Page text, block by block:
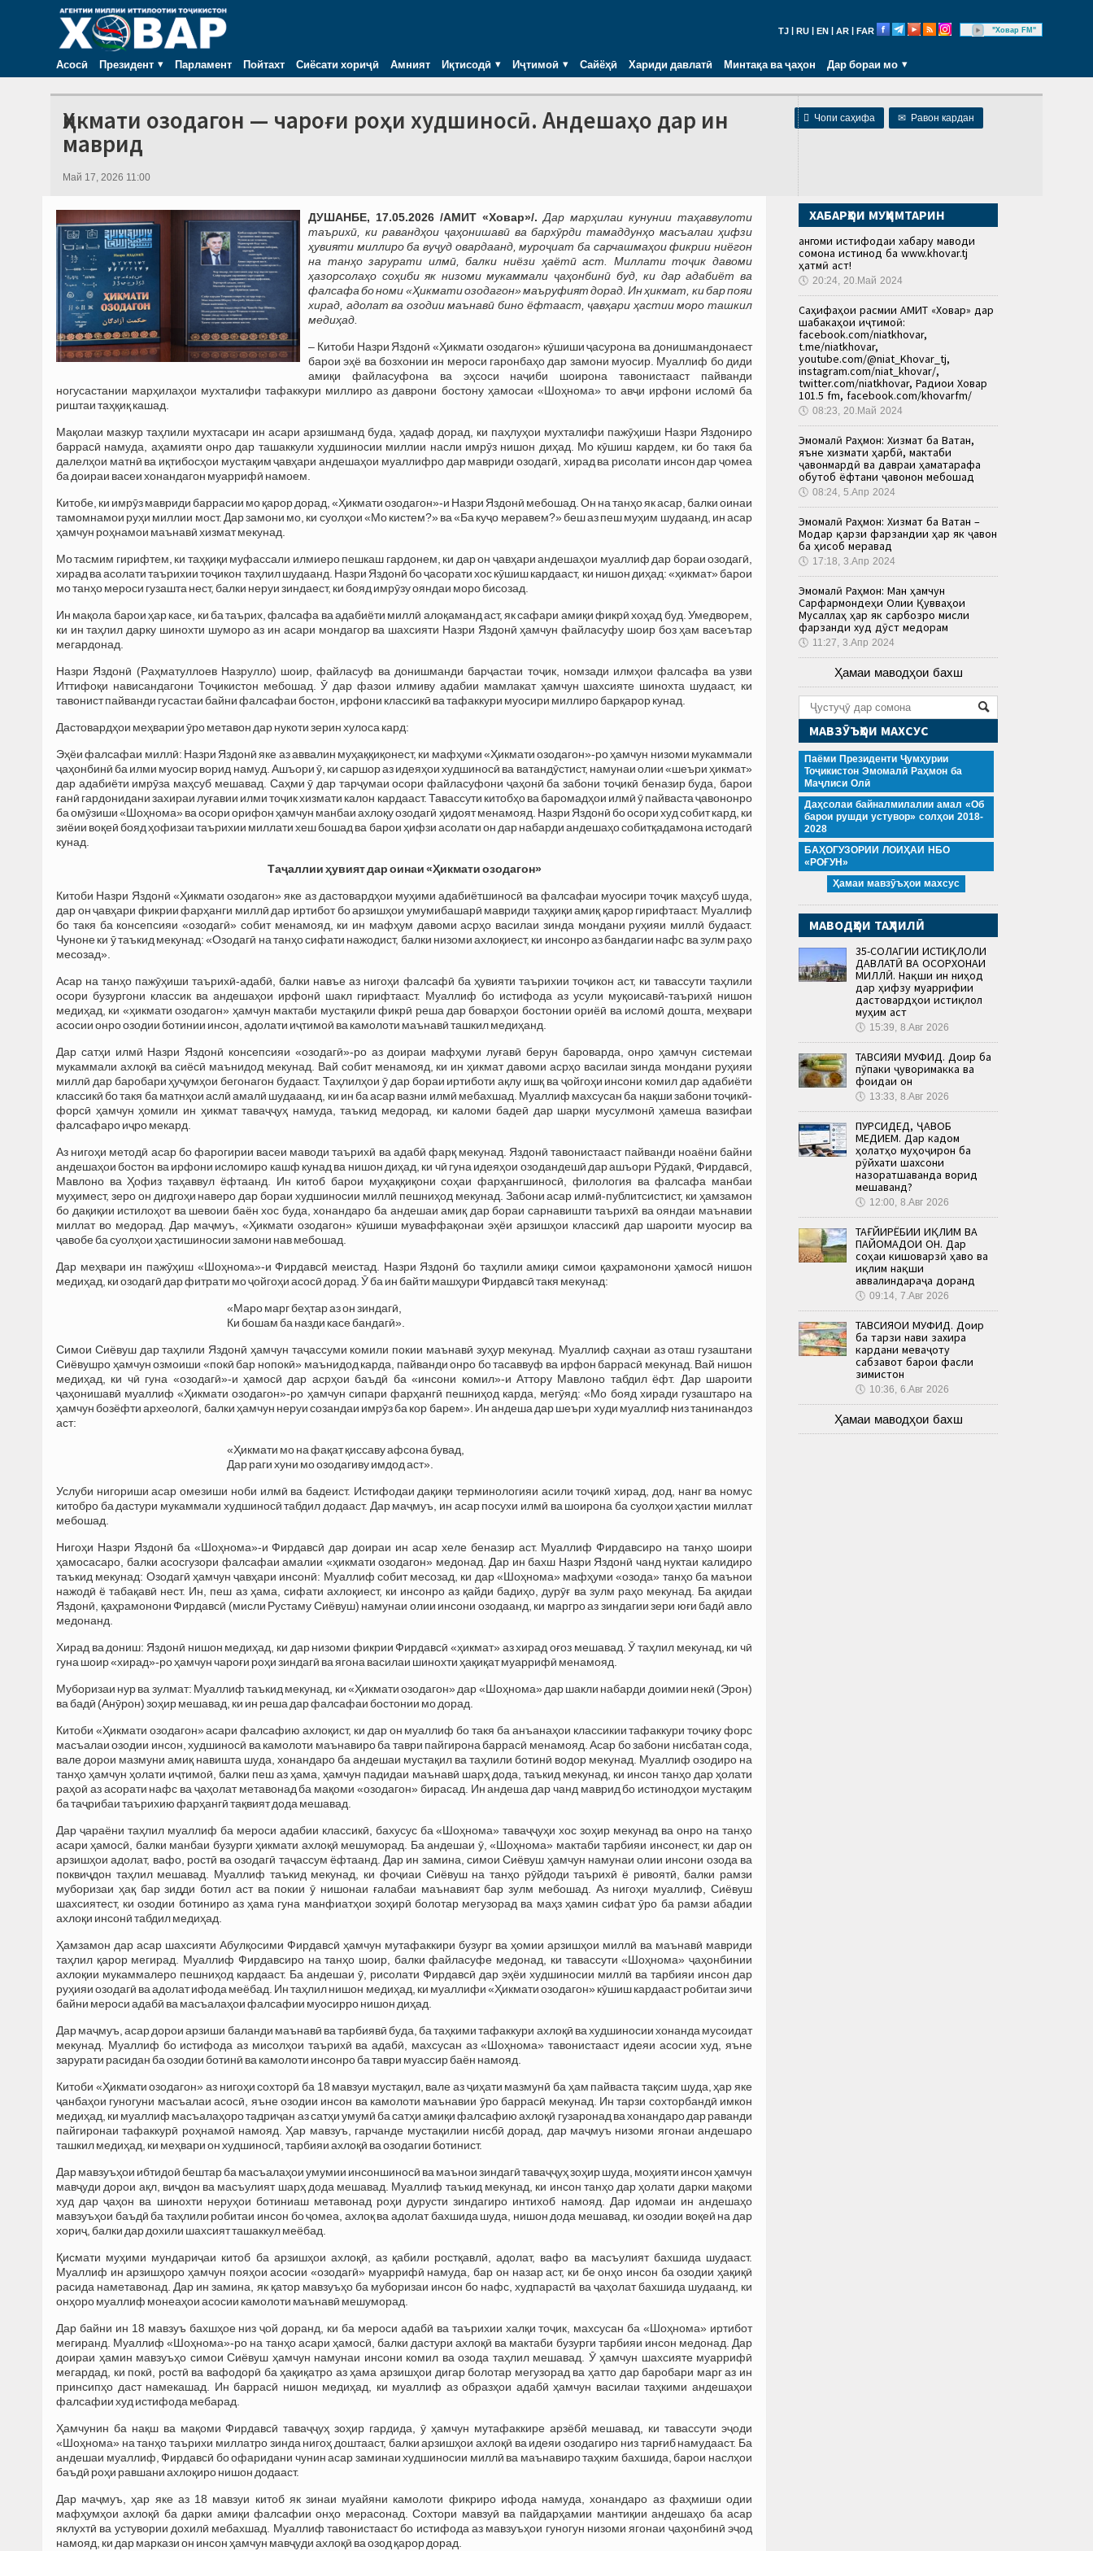
TJ RU EN AR FAR "Ховар FM"
Асосӣ Президент Парламент Пойтахт Сиёсати хориҷӣ Амният Иқтисодӣ Иҷтимоӣ Сайёҳӣ Хариди давлатӣ Минтақа ва ҷаҳон Дар бораи мо
 Чопи саҳифа ✉ Равон кардан
Ҳикмати озодагон — чароғи роҳи худшиносӣ. Андешаҳо дар ин
маврид
Май 17, 2026 11:00
ДУШАНБЕ, 17.05.2026 /АМИТ «Ховар»/. Дар марҳилаи кунунии таҳаввулоти
таърихӣ, ки равандҳои ҷаҳонишавӣ ва бархӯрди тамаддунҳо масъалаи ҳифзи
ҳувияти миллиро ба вуҷуд овардаанд, муроҷиат ба сарчашмаҳои фикрии ниёгон
на танҳо зарурати илмӣ, балки ниёзи ҳаётӣ аст. Миллати тоҷик давоми
ҳазорсолаҳо соҳиби як низоми мукаммали ҷаҳонбинӣ буд, ки дар адабиёт ва
фалсафа бо номи «Ҳикмати озодагон» маъруфият дорад. Ин ҳикмат, ки бар пояи
хирад, адолат ва озодии маънавӣ бино ёфтааст, ҷавҳари ҳастии моро ташкил
медиҳад.
– Китоби Назри Яздонӣ «Ҳикмати озодагон» кӯшиши ҷасурона ва донишмандонаест
барои эҳё ва бозхонии ин мероси гаронбаҳо дар замони муосир. Муаллиф бо диди
амиқи файласуфона ва эҳсоси наҷиби шоирона тавонистааст пайванди
ногусастании марҳилаҳои мухталифи тафаккури миллиро аз даврони бостону ҳамосаи «Шоҳнома» то авҷи ирфони исломӣ ба
риштаи таҳқиқ кашад.
Мақолаи мазкур таҳлили мухтасари ин асари арзишманд буда, ҳадаф дорад, ки паҳлуҳои мухталифи пажӯҳиши Назри Яздониро
баррасӣ намуда, аҳамияти онро дар ташаккули худшиносии миллии насли имрӯз нишон диҳад. Мо кӯшиш кардем, ки бо такя ба
далелҳои матнӣ ва иқтибосҳои мустақим ҷавҳари андешаҳои муаллифро дар мавриди озодагӣ, хирад ва рисолати инсон дар ҷомеа
ба доираи васеи хонандагон муаррифӣ намоем.
Китобе, ки имрӯз мавриди баррасии мо қарор дорад, «Ҳикмати озодагон»-и Назри Яздонӣ мебошад. Он на танҳо як асар, балки оинаи
тамомнамои руҳи миллии мост. Дар замони мо, ки суолҳои «Мо кистем?» ва «Ба куҷо меравем?» беш аз пеш муҳим шудаанд, ин асар
ҳамчун роҳнамои маънавӣ хизмат мекунад.
Мо тасмим гирифтем, ки таҳқиқи муфассали илмиеро пешкаш гардонем, ки дар он ҷавҳари андешаҳои муаллиф дар бораи озодагӣ,
хирад ва асолати таърихии тоҷикон таҳлил шудаанд. Назри Яздонӣ бо ҷасорати хос кӯшиш кардааст, ки нишон диҳад: «ҳикмат» барои
мо танҳо мероси гузашта нест, балки неруи зиндаест, ки бояд имрӯзу ояндаи моро бисозад.
Ин мақола барои ҳар касе, ки ба таърих, фалсафа ва адабиёти миллӣ алоқаманд аст, як сафари амиқи фикрӣ хоҳад буд. Умедворем,
ки ин таҳлил дарку шинохти шуморо аз ин асари мондагор ва шахсияти Назри Яздонӣ ҳамчун файласуфу шоир боз ҳам васеътар
мегардонад.
Назри Яздонӣ (Раҳматуллоев Назрулло) шоир, файласуф ва донишманди барҷастаи тоҷик, номзади илмҳои фалсафа ва узви
Иттифоқи нависандагони Тоҷикистон мебошад. Ӯ дар фазои илмиву адабии мамлакат ҳамчун шахсияте шинохта шудааст, ки
тавонист пайванди гусастаи байни фалсафаи бостон, ирфони классикӣ ва тафаккури муосири миллиро барқарор кунад.
Дастовардҳои меҳварии ӯро метавон дар нукоти зерин хулоса кард:
Эҳёи фалсафаи миллӣ: Назри Яздонӣ яке аз аввалин муҳаққиқонест, ки мафҳуми «Ҳикмати озодагон»-ро ҳамчун низоми мукаммали
ҷаҳонбинӣ ба илми муосир ворид намуд. Ашъори ӯ, ки саршор аз идеяҳои худшиносӣ ва ватандӯстист, намунаи олии «шеъри ҳикмат»
дар адабиёти имрӯза маҳсуб мешавад. Саҳми ӯ дар тарҷумаи осори файласуфони ҷаҳонӣ ба забони тоҷикӣ беназир буда, барои
ғанӣ гардонидани захираи луғавии илми тоҷик хизмати калон кардааст. Тавассути китобҳо ва баромадҳои илмӣ ӯ пайваста ҷавононро
ба омӯзиши «Шоҳнома» ва осори орифон ҳамчун манбаи ахлоқу озодагӣ ҳидоят менамояд. Назри Яздонӣ бо осори худ собит кард, ки
зиёии воқеӣ бояд ҳофизаи таърихии миллати хеш бошад ва барои ҳифзи асолати он дар набарди андешаҳо собитқадамона истодагӣ
кунад.
Таҷаллии ҳувият дар оинаи «Ҳикмати озодагон»
Китоби Назри Яздонӣ «Ҳикмати озодагон» яке аз дастовардҳои муҳими адабиётшиносӣ ва фалсафаи муосири тоҷик маҳсуб шуда,
дар он ҷавҳари фикрии фарҳанги миллӣ дар иртибот бо арзишҳои умумибашарӣ мавриди таҳқиқи амиқ қарор гирифтааст. Муаллиф
бо такя ба консепсияи «озодагӣ» собит менамояд, ки ин мафҳум давоми асрҳо василаи зинда мондани руҳияи миллӣ будааст.
Чуноне ки ӯ таъкид мекунад: «Озодагӣ на танҳо сифати нажодист, балки низоми ахлоқиест, ки инсонро аз бандагии нафс ва зулм раҳо
месозад».
Асар на танҳо пажӯҳиши таърихӣ-адабӣ, балки навъе аз нигоҳи фалсафӣ ба ҳувияти таърихии тоҷикон аст, ки тавассути таҳлили
осори бузургони классик ва андешаҳои ирфонӣ шакл гирифтааст. Муаллиф бо истифода аз усули муқоисавӣ-таърихӣ нишон
медиҳад, ки «ҳикмати озодагон» ҳамчун мактаби мустақили фикрӣ реша дар боварҳои бостонии ориёӣ ва исломӣ дошта, меҳвари
асосии онро озодии ботинии инсон, адолати иҷтимоӣ ва камолоти маънавӣ ташкил медиҳанд.
Дар сатҳи илмӣ Назри Яздонӣ консепсияи «озодагӣ»-ро аз доираи мафҳуми луғавӣ берун бароварда, онро ҳамчун системаи
мукаммали ахлоқӣ ва сиёсӣ маънидод мекунад. Вай собит менамояд, ки ин ҳикмат давоми асрҳо василаи зинда мондани руҳияи
миллӣ дар баробари ҳуҷумҳои бегонагон будааст. Таҳлилҳои ӯ дар бораи иртиботи ақлу ишқ ва ҷойгоҳи инсони комил дар адабиёти
классикӣ бо такя ба матнҳои аслӣ амалӣ шудааанд, ки ин ба асар вазни илмӣ мебахшад. Муаллиф махсусан ба нақши забони тоҷикӣ-
форсӣ ҳамчун ҳомили ин ҳикмат таваҷҷуҳ намуда, таъкид медорад, ки каломи бадеӣ дар шарқи мусулмонӣ ҳамеша вазифаи
фалсафаро иҷро мекард.
Аз нигоҳи методӣ асар бо фарогирии васеи маводи таърихӣ ва адабӣ фарқ мекунад. Яздонӣ тавонистааст пайванди ноаёни байни
андешаҳои бостон ва ирфони исломиро кашф кунад ва нишон диҳад, ки чӣ гуна идеяҳои озодандешӣ дар ашъори Рӯдакӣ, Фирдавсӣ,
Мавлоно ва Ҳофиз таҳаввул ёфтаанд. Ин китоб барои муҳаққиқони соҳаи фарҳангшиносӣ, филология ва фалсафа манбаи
муҳимест, зеро он дидгоҳи наверо дар бораи худшиносии миллӣ пешниҳод мекунад. Забони асар илмӣ-публитсистист, ки ҳамзамон
бо дақиқии истилоҳот ва шевоии баён хос буда, хонандаро ба андешаи амиқ дар бораи сарнавишти таърихӣ ва ояндаи маънавии
миллат во медорад. Дар маҷмуъ, «Ҳикмати озодагон» кӯшиши муваффақонаи эҳёи арзишҳои классикӣ дар шароити муосир ва
ҷавобе ба суолҳои ҳастишиносии замони нав мебошад.
Дар меҳвари ин пажӯҳиш «Шоҳнома»-и Фирдавсӣ меистад. Назри Яздонӣ бо таҳлили амиқи симои қаҳрамонони ҳамосӣ нишон
медиҳад, ки озодагӣ дар фитрати мо ҷойгоҳи асосӣ дорад. Ӯ ба ин байти машҳури Фирдавсӣ такя мекунад:
«Маро марг беҳтар аз он зиндагӣ,
Ки бошам ба назди касе бандагӣ».
Симои Сиёвуш дар таҳлили Яздонӣ ҳамчун таҷассуми комили покии маънавӣ зуҳур мекунад. Муаллиф саҳнаи аз оташ гузаштани
Сиёвушро ҳамчун озмоиши «покӣ бар нопокӣ» маънидод карда, пайванди онро бо тасаввуф ва ирфон баррасӣ мекунад. Вай нишон
медиҳад, ки чӣ гуна «озодагӣ»-и ҳамосӣ дар асрҳои баъдӣ ба «инсони комил»-и Аттору Мавлоно табдил ёфт. Дар шароити
ҷаҳонишавӣ муаллиф «Ҳикмати озодагон»-ро ҳамчун сипари фарҳангӣ пешниҳод карда, мегӯяд: «Мо бояд хиради гузаштаро на
ҳамчун бозёфти археологӣ, балки ҳамчун неруи созандаи имрӯз ба кор барем». Ин андеша дар шеъри худи муаллиф низ танинандоз
аст:
«Ҳикмати мо на фақат қиссаву афсона бувад,
Дар раги хуни мо озодагиву имдод аст».
Услуби нигориши асар омезиши ноби илмӣ ва бадеист. Истифодаи дақиқи терминологияи асили тоҷикӣ хирад, дод, нанг ва номус
китобро ба дастури мукаммали худшиносӣ табдил додааст. Дар маҷмуъ, ин асар посухи илмӣ ва шоирона ба суолҳои ҳастии миллат
мебошад.
Нигоҳи Назри Яздонӣ ба «Шоҳнома»-и Фирдавсӣ дар доираи ин асар хеле беназир аст. Муаллиф Фирдавсиро на танҳо шоири
ҳамосасаро, балки асосгузори фалсафаи амалии «ҳикмати озодагон» медонад. Дар ин бахш Назри Яздонӣ чанд нуктаи калидиро
таъкид мекунад: Озодагӣ ҳамчун ҷавҳари инсонӣ: Муаллиф собит месозад, ки дар «Шоҳнома» мафҳуми «озода» танҳо ба маънои
нажодӣ ё табақавӣ нест. Ин, пеш аз ҳама, сифати ахлоқиест, ки инсонро аз қайди бадиҳо, дурӯғ ва зулм раҳо мекунад. Ба ақидаи
Яздонӣ, қаҳрамонони Фирдавсӣ (мисли Рустаму Сиёвуш) намунаи олии инсони озодаанд, ки маргро аз зиндагии зери юғи бадӣ авло
медонанд.
Хирад ва дониш: Яздонӣ нишон медиҳад, ки дар низоми фикрии Фирдавсӣ «ҳикмат» аз хирад оғоз мешавад. Ӯ таҳлил мекунад, ки чӣ
гуна шоир «хирад»-ро ҳамчун чароғи роҳи зиндагӣ ва ягона василаи шинохти ҳақиқат муаррифӣ менамояд.
Муборизаи нур ва зулмат: Муаллиф таъкид мекунад, ки «Ҳикмати озодагон» дар «Шоҳнома» дар шакли набарди доимии некӣ (Эрон)
ва бадӣ (Анӯрон) зоҳир мешавад, ки ин реша дар фалсафаи бостонии мо дорад.
Китоби «Ҳикмати озодагон» асари фалсафию ахлоқист, ки дар он муаллиф бо такя ба анъанаҳои классикии тафаккури тоҷику форс
масъалаи озодии инсон, худшиносӣ ва камолоти маънавиро ба таври пайгирона баррасӣ менамояд. Асар бо забони нисбатан сода,
вале дорои мазмуни амиқ навишта шуда, хонандаро ба андешаи мустақил ва таҳлили ботинӣ водор мекунад. Муаллиф озодиро на
танҳо ҳамчун ҳолати иҷтимоӣ, балки пеш аз ҳама, ҳамчун падидаи маънавӣ шарҳ дода, таъкид мекунад, ки инсон танҳо дар ҳолати
раҳоӣ аз асорати нафс ва ҷаҳолат метавонад ба мақоми «озодагон» бирасад. Ин андеша дар чанд маврид бо истинодҳои мустақим
ба таҷрибаи таърихию фарҳангӣ тақвият дода мешавад.
Дар ҷараёни таҳлил муаллиф ба мероси адабии классикӣ, бахусус ба «Шоҳнома» таваҷҷуҳи хос зоҳир мекунад ва онро на танҳо
асари ҳамосӣ, балки манбаи бузурги ҳикмати ахлоқӣ мешуморад. Ба андешаи ӯ, «Шоҳнома» мактаби тарбияи инсонест, ки дар он
арзишҳои адолат, вафо, ростӣ ва озодагӣ таҷассум ёфтаанд. Дар ин замина, симои Сиёвуш ҳамчун намунаи олии инсони озода ва
поквиҷдон таҳлил мешавад. Муаллиф таъкид мекунад, ки фоҷиаи Сиёвуш на танҳо рӯйдоди таърихӣ ё ривоятӣ, балки рамзи
муборизаи ҳақ бар зидди ботил аст ва покии ӯ нишонаи ғалабаи маънавият бар зулм мебошад. Аз нигоҳи муаллиф, Сиёвуш
шахсиятест, ки озодии ботиниро аз ҳама гуна манфиатҳои зоҳирӣ болотар мегузорад ва маҳз ҳамин сифат ӯро ба рамзи абадии
ахлоқи инсонӣ табдил медиҳад.
Ҳамзамон дар асар шахсияти Абулқосими Фирдавсӣ ҳамчун мутафаккири бузург ва ҳомии арзишҳои миллӣ ва маънавӣ мавриди
таҳлил қарор мегирад. Муаллиф Фирдавсиро на танҳо шоир, балки файласуфе медонад, ки тавассути «Шоҳнома» ҷаҳонбинии
ахлоқии мукаммалеро пешниҳод кардааст. Ба андешаи ӯ, рисолати Фирдавсӣ дар эҳёи худшиносии миллӣ ва тарбияи инсон дар
руҳияи озодагӣ ва адолат ифода меёбад. Ин таҳлил нишон медиҳад, ки муаллифи «Ҳикмати озодагон» кӯшиш кардааст робитаи зичи
байни мероси адабӣ ва масъалаҳои фалсафии муосирро нишон диҳад.
Дар маҷмуъ, асар дорои арзиши баланди маънавӣ ва тарбиявӣ буда, ба таҳкими тафаккури ахлоқӣ ва худшиносии хонанда мусоидат
мекунад. Муаллиф бо истифода аз мисолҳои таърихӣ ва адабӣ, махсусан аз «Шоҳнома» тавонистааст идеяи асосии худ, яъне
зарурати расидан ба озодии ботинӣ ва камолоти инсонро ба таври муассир баён намояд.
Китоби «Ҳикмати озодагон» аз нигоҳи сохторӣ ба 18 мавзуи мустақил, вале аз ҷиҳати мазмунӣ ба ҳам пайваста тақсим шуда, ҳар яке
ҷанбаҳои гуногуни масъалаи асосӣ, яъне озодии инсон ва камолоти маънавии ӯро баррасӣ мекунад. Ин тарзи сохторбандӣ имкон
медиҳад, ки муаллиф масъалаҳоро тадриҷан аз сатҳи умумӣ ба сатҳи амиқи фалсафию ахлоқӣ гузаронад ва хонандаро дар раванди
пайгиронаи тафаккурӣ роҳнамоӣ намояд. Ҳар мавзуъ, гарчанде мустақилии нисбӣ дорад, дар маҷмуъ низоми ягонаи андешаро
ташкил медиҳад, ки меҳвари он худшиносӣ, тарбияи ахлоқӣ ва озодагии ботинист.
Дар мавзуъҳои ибтидоӣ бештар ба масъалаҳои умумии инсоншиносӣ ва маънои зиндагӣ таваҷҷуҳ зоҳир шуда, моҳияти инсон ҳамчун
мавҷуди дорои ақл, виҷдон ва масъулият шарҳ дода мешавад. Муаллиф таъкид мекунад, ки инсон танҳо дар ҳолати дарки мақоми
худ дар ҷаҳон ва шинохти неруҳои ботиниаш метавонад роҳи дурусти зиндагиро интихоб намояд. Дар идомаи ин андешаҳо
мавзуъҳои баъдӣ ба таҳлили робитаи инсон бо ҷомеа, ахлоқ ва адолат бахшида шуда, нишон дода мешавад, ки озодии воқеӣ на дар
хориҷ, балки дар дохили шахсият ташаккул меёбад.
Қисмати муҳими мундариҷаи китоб ба арзишҳои ахлоқӣ, аз қабили ростқавлӣ, адолат, вафо ва масъулият бахшида шудааст.
Муаллиф ин арзишҳоро ҳамчун пояҳои асосии «озодагӣ» муаррифӣ намуда, бар он назар аст, ки бе онҳо инсон ба озодии ҳақиқӣ
расида наметавонад. Дар ин замина, як қатор мавзуъҳо ба муборизаи инсон бо нафс, худпарастӣ ва ҷаҳолат бахшида шудаанд, ки
онҳоро муаллиф монеаҳои асосии камолоти маънавӣ мешуморад.
Дар байни ин 18 мавзуъ бахшҳое низ ҷой доранд, ки ба мероси адабӣ ва таърихии халқи тоҷик, махсусан ба «Шоҳнома» иртибот
мегиранд. Муаллиф «Шоҳнома»-ро на танҳо асари ҳамосӣ, балки дастури ахлоқӣ ва мактаби бузурги тарбияи инсон медонад. Дар
доираи ҳамин мавзуъҳо симои Сиёвуш ҳамчун намунаи инсони комил ва озода таҳлил мешавад. Ӯ ҳамчун шахсияте муаррифӣ
мегардад, ки покӣ, ростӣ ва вафодорӣ ба ҳақиқатро аз ҳама арзишҳои дигар болотар мегузорад ва ҳатто дар баробари марг аз ин
принсипҳо даст намекашад. Ин баррасӣ нишон медиҳад, ки муаллиф аз образҳои адабӣ ҳамчун василаи таҳкими андешаҳои
фалсафии худ истифода мебарад.
Ҳамчунин ба нақш ва мақоми Фирдавсӣ таваҷҷуҳ зоҳир гардида, ӯ ҳамчун мутафаккире арзёбӣ мешавад, ки тавассути эҷоди
«Шоҳнома» на танҳо таърихи миллатро зинда нигоҳ доштааст, балки арзишҳои ахлоқӣ ва идеяи озодагиро низ тарғиб намудааст. Ба
андешаи муаллиф, Фирдавсӣ бо офаридани чунин асар заминаи худшиносии миллӣ ва маънавиро таҳким бахшида, барои наслҳои
баъдӣ роҳи равшани ахлоқиро нишон додааст.
Дар маҷмуъ, ҳар яке аз 18 мавзуи китоб як зинаи муайяни камолоти фикриро ифода намуда, хонандаро аз фаҳмиши одии
мафҳумҳои ахлоқӣ ба дарки амиқи фалсафии онҳо мерасонад. Сохтори мавзуӣ ва пайдарҳамии мантиқии андешаҳо ба асар
яклухтӣ ва устувории дохилӣ мебахшад. Муаллиф тавонистааст бо истифода аз мавзуъҳои гуногун низоми ягонаи ҷаҳонбинӣ эҷод
намояд, ки дар маркази он инсон ҳамчун мавҷуди ахлоқӣ ва озод қарор дорад.
ХАБАРҲОИ МУҲИМТАРИН
Ҳангоми истифодаи хабару маводи
сомона истинод ба www.khovar.tj
ҳатмӣ аст!
🕔 20:24, 20.Май 2024
Саҳифаҳои расмии АМИТ «Ховар» дар
шабакаҳои иҷтимоӣ:
facebook.com/niatkhovar,
t.me/niatkhovar,
youtube.com/@niat_Khovar_tj,
instagram.com/niat_khovar/,
twitter.com/niatkhovar, Радиои Ховар
101.5 fm, facebook.com/khovarfm/
🕔 08:23, 20.Май 2024
Эмомалӣ Раҳмон: Хизмат ба Ватан,
яъне хизмати ҳарбӣ, мактаби
ҷавонмардӣ ва давраи ҳаматарафа
обутоб ёфтани ҷавонон мебошад
🕔 08:24, 5.Апр 2024
Эмомалӣ Раҳмон: Хизмат ба Ватан –
Модар қарзи фарзандии ҳар як ҷавон
ба ҳисоб меравад
🕔 17:18, 3.Апр 2024
Эмомалӣ Раҳмон: Ман ҳамчун
Сарфармондеҳи Олии Қувваҳои
Мусаллаҳ ҳар як сарбозро мисли
фарзанди худ дӯст медорам
🕔 11:27, 3.Апр 2024
Ҳамаи маводҳои бахш
МАВЗӮЪҲОИ МАХСУС
Паёми Президенти Ҷумҳурии
Тоҷикистон Эмомалӣ Раҳмон ба
Маҷлиси Олӣ
Даҳсолаи байналмилалии амал «Об
барои рушди устувор» солҳои 2018-
2028
БАҲОГУЗОРИИ ЛОИҲАИ НБО
«РОҒУН»
Ҳамаи мавзӯъҳои махсус
МАВОДҲОИ ТАҲЛИЛӢ
35-СОЛАГИИ ИСТИҚЛОЛИ
ДАВЛАТӢ ВА ОСОРХОНАИ
МИЛЛӢ. Нақши ин ниҳод
дар ҳифзу муаррифии
дастовардҳои истиқлол
муҳим аст
🕔 15:39, 8.Авг 2026
ТАВСИЯИ МУФИД. Доир ба
пӯпаки ҷуворимакка ва
фоидаи он
🕔 13:33, 8.Авг 2026
ПУРСИДЕД, ҶАВОБ
МЕДИҲЕМ. Дар кадом
ҳолатҳо муҳоҷирон ба
рӯйхати шахсони
назоратшаванда ворид
мешаванд?
🕔 12:00, 8.Авг 2026
ТАҒЙИРЁБИИ ИҚЛИМ ВА
ПАЙОМАДҲОИ ОН. Дар
соҳаи кишоварзӣ ҳаво ва
иқлим нақши
аввалиндараҷа доранд
🕔 09:14, 7.Авг 2026
ТАВСИЯҲОИ МУФИД. Доир
ба тарзи нави захира
кардани меваҷоту
сабзавот барои фасли
зимистон
🕔 10:36, 6.Авг 2026
Ҳамаи маводҳои бахш